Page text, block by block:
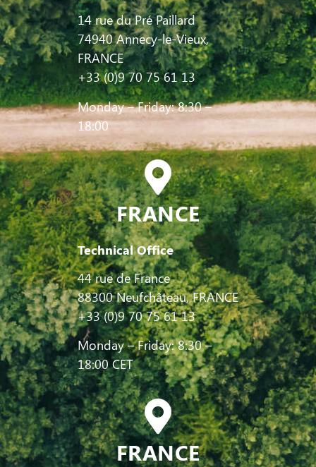
14 rue du Pré Paillard
74940 Annecy-le-Vieux,
FRANCE
+33 (0)9 70 75 61 13
Monday – Friday: 8:30 –
18:00
FRANCE
Technical Office
44 rue de France
88300 Neufchâteau, FRANCE
+33 (0)9 70 75 61 13
Monday – Friday: 8:30 –
18:00 CET
FRANCE